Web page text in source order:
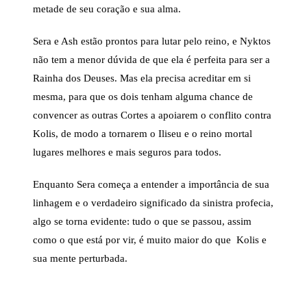
metade de seu coração e sua alma.
Sera e Ash estão prontos para lutar pelo reino, e Nyktos
não tem a menor dúvida de que ela é perfeita para ser a
Rainha dos Deuses. Mas ela precisa acreditar em si
mesma, para que os dois tenham alguma chance de
convencer as outras Cortes a apoiarem o conflito contra
Kolis, de modo a tornarem o Iliseu e o reino mortal
lugares melhores e mais seguros para todos.
Enquanto Sera começa a entender a importância de sua
linhagem e o verdadeiro significado da sinistra profecia,
algo se torna evidente: tudo o que se passou, assim
como o que está por vir, é muito maior do que Kolis e
sua mente perturbada.